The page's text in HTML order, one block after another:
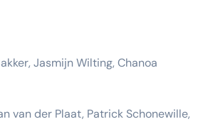
Jasmijn Wilting, Chanoa
van der Plaat, Patrick Schonewille,